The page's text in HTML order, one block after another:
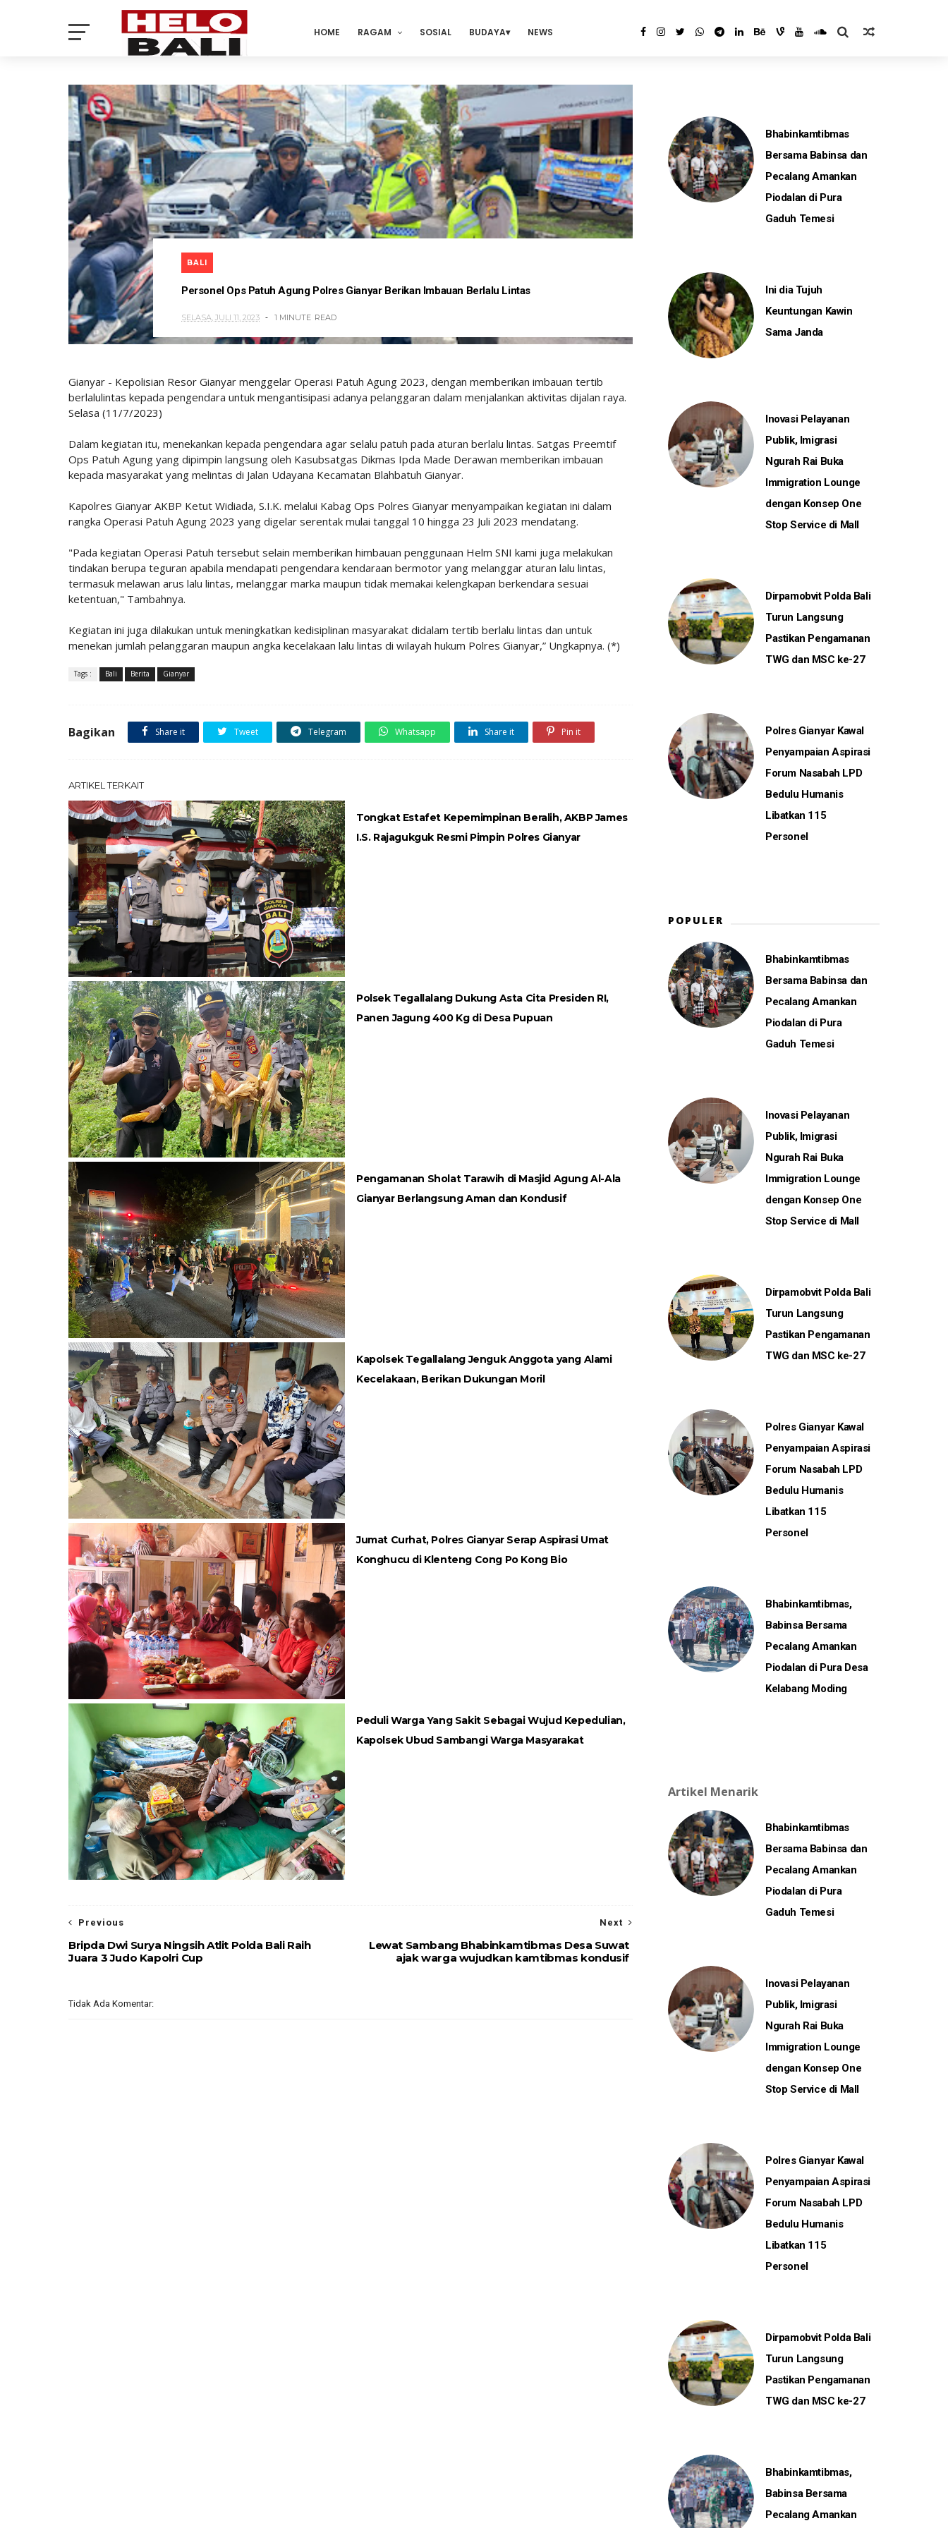
HOME RAGAM SOSIAL BUDAYA NEWS
BALI
Personel Ops Patuh Agung Polres Gianyar Berikan Imbauan Berlalu Lintas
SELASA, JULI 11, 2023 1 MINUTE READ
Gianyar - Kepolisian Resor Gianyar menggelar Operasi Patuh Agung 2023, dengan memberikan imbauan tertib
berlalulintas kepada pengendara untuk mengantisipasi adanya pelanggaran dalam menjalankan aktivitas dijalan raya.
Selasa (11/7/2023)
Dalam kegiatan itu, menekankan kepada pengendara agar selalu patuh pada aturan berlalu lintas. Satgas Preemtif
Ops Patuh Agung yang dipimpin langsung oleh Kasubsatgas Dikmas Ipda Made Derawan memberikan imbauan
kepada masyarakat yang melintas di Jalan Udayana Kecamatan Blahbatuh Gianyar.
Kapolres Gianyar AKBP Ketut Widiada, S.I.K. melalui Kabag Ops Polres Gianyar menyampaikan kegiatan ini dalam
rangka Operasi Patuh Agung 2023 yang digelar serentak mulai tanggal 10 hingga 23 Juli 2023 mendatang.
"Pada kegiatan Operasi Patuh tersebut selain memberikan himbauan penggunaan Helm SNI kami juga melakukan
tindakan berupa teguran apabila mendapati pengendara kendaraan bermotor yang melanggar aturan lalu lintas,
termasuk melawan arus lalu lintas, melanggar marka maupun tidak memakai kelengkapan berkendara sesuai
ketentuan," Tambahnya.
Kegiatan ini juga dilakukan untuk meningkatkan kedisiplinan masyarakat didalam tertib berlalu lintas dan untuk
menekan jumlah pelanggaran maupun angka kecelakaan lalu lintas di wilayah hukum Polres Gianyar,” Ungkapnya. (*)
Tags : Bali Berita Gianyar
Bagikan Share it Tweet Telegram Whatsapp Share it Pin it
ARTIKEL TERKAIT
Tongkat Estafet Kepemimpinan Beralih, AKBP James
I.S. Rajagukguk Resmi Pimpin Polres Gianyar
Polsek Tegallalang Dukung Asta Cita Presiden RI,
Panen Jagung 400 Kg di Desa Pupuan
Pengamanan Sholat Tarawih di Masjid Agung Al-Ala
Gianyar Berlangsung Aman dan Kondusif
Kapolsek Tegallalang Jenguk Anggota yang Alami
Kecelakaan, Berikan Dukungan Moril
Jumat Curhat, Polres Gianyar Serap Aspirasi Umat
Konghucu di Klenteng Cong Po Kong Bio
Peduli Warga Yang Sakit Sebagai Wujud Kepedulian,
Kapolsek Ubud Sambangi Warga Masyarakat
Next
Lewat Sambang Bhabinkamtibmas Desa Suwat
ajak warga wujudkan kamtibmas kondusif
Previous
Bripda Dwi Surya Ningsih Atlit Polda Bali Raih
Juara 3 Judo Kapolri Cup
Tidak Ada Komentar:
Bhabinkamtibmas
Bersama Babinsa dan
Pecalang Amankan
Piodalan di Pura
Gaduh Temesi
Ini dia Tujuh
Keuntungan Kawin
Sama Janda
Inovasi Pelayanan
Publik, Imigrasi
Ngurah Rai Buka
Immigration Lounge
dengan Konsep One
Stop Service di Mall
Dirpamobvit Polda Bali
Turun Langsung
Pastikan Pengamanan
TWG dan MSC ke-27
Polres Gianyar Kawal
Penyampaian Aspirasi
Forum Nasabah LPD
Bedulu Humanis
Libatkan 115
Personel
POPULER
Bhabinkamtibmas
Bersama Babinsa dan
Pecalang Amankan
Piodalan di Pura
Gaduh Temesi
Inovasi Pelayanan
Publik, Imigrasi
Ngurah Rai Buka
Immigration Lounge
dengan Konsep One
Stop Service di Mall
Dirpamobvit Polda Bali
Turun Langsung
Pastikan Pengamanan
TWG dan MSC ke-27
Polres Gianyar Kawal
Penyampaian Aspirasi
Forum Nasabah LPD
Bedulu Humanis
Libatkan 115
Personel
Bhabinkamtibmas,
Babinsa Bersama
Pecalang Amankan
Piodalan di Pura Desa
Kelabang Moding
Artikel Menarik
Bhabinkamtibmas
Bersama Babinsa dan
Pecalang Amankan
Piodalan di Pura
Gaduh Temesi
Inovasi Pelayanan
Publik, Imigrasi
Ngurah Rai Buka
Immigration Lounge
dengan Konsep One
Stop Service di Mall
Polres Gianyar Kawal
Penyampaian Aspirasi
Forum Nasabah LPD
Bedulu Humanis
Libatkan 115
Personel
Dirpamobvit Polda Bali
Turun Langsung
Pastikan Pengamanan
TWG dan MSC ke-27
Bhabinkamtibmas,
Babinsa Bersama
Pecalang Amankan